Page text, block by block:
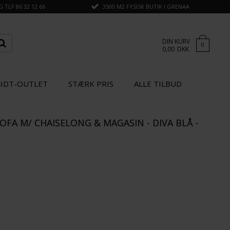
TLF 86 32 12 66 3500 M2 FYSISK BUTIK I GRENAA
DIN KURV
0,00 DKK 0
OUTLET STÆRK PRIS ALLE TILBUD
M/ CHAISELONG & MAGASIN - DIVA BLÅ -